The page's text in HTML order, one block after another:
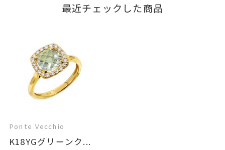
最近チェックした商品
Ponte Vecchio
K18YGグリーンク...